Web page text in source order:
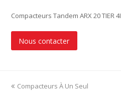
Compacteurs Tandem ARX 20 TIER 4I
Nous contacter
previous
Compacteurs À Un Seul